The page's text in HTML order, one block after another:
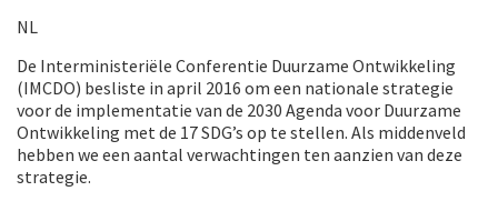
NL
De Interministeriële Conferentie Duurzame Ontwikkeling
(IMCDO) besliste in april 2016 om een nationale strategie
voor de implementatie van de 2030 Agenda voor Duurzame
Ontwikkeling met de 17 SDG’s op te stellen. Als middenveld
hebben we een aantal verwachtingen ten aanzien van deze
strategie.